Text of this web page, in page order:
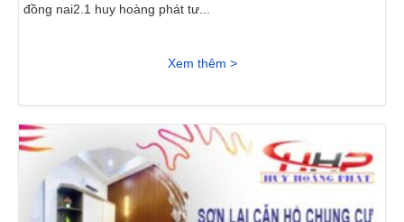
đồng nai2.1 huy hoàng phát tư...
Xem thêm >